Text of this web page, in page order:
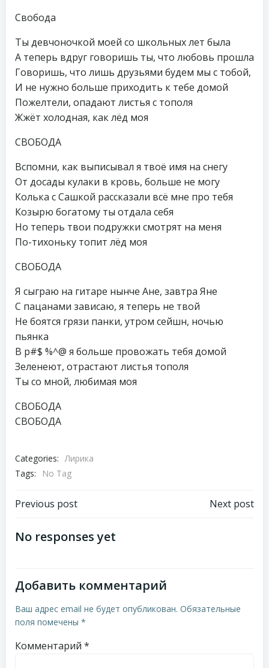
Свобода
Ты девчоночкой моей со школьных лет была
А теперь вдруг говоришь ты, что любовь прошла
Говоришь, что лишь друзьями будем мы с тобой,
И не нужно больше приходить к тебе домой
Пожелтели, опадают листья с тополя
Жжёт холодная, как лёд моя
СВОБОДА
Вспомни, как выписывал я твоё имя на снегу
От досады кулаки в кровь, больше не могу
Колька с Сашкой рассказали всё мне про тебя
Козырю богатому ты отдала себя
Но теперь твои подружки смотрят на меня
По-тихоньку топит лёд моя
СВОБОДА
Я сыграю на гитаре нынче Ане, завтра Яне
С пацанами зависаю, я теперь не твой
Не боятся грязи панки, утром сейшн, ночью
пьянка
В р#$ %^@ я больше провожать тебя домой
Зеленеют, отрастают листья тополя
Ты со мной, любимая моя
СВОБОДА
СВОБОДА
Categories: Лирика
Tags:
No Tag
Навигация
по
Previous post
Навигация
Next post
No responses yet
Добавить комментарий
Ваш адрес email не будет опубликован. Обязательные
поля помечены *
Комментарий *